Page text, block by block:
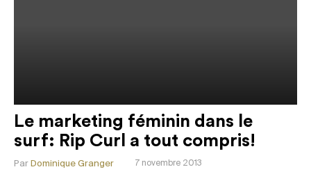
Le marketing féminin dans le
surf: Rip Curl a tout compris!
7 novembre 2013
Par Dominique Granger